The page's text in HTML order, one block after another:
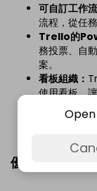
可自訂工作
流程，從任
Trello的
務投票、自
案。
看板組織：
使用看板，
用者設計按
優缺點
Open